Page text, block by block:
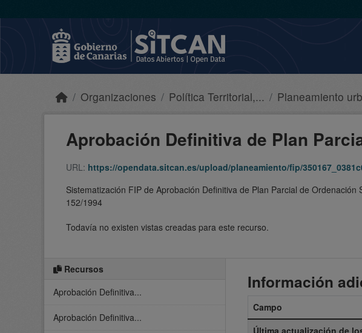
Organizaciones Política Territorial,... Planeamiento
Aprobación Definitiva de Plan
URL: https://opendata.sitcan.es/upload/planeamiento/fip/
Sistematización FIP de Aprobación Definitiva de Plan Parcial de
152/1994
Todavía no existen vistas creadas para este recurso.
Recursos
Aprobación Definitiva...
Aprobación Definitiva...
Información
Campo
Última actualización de